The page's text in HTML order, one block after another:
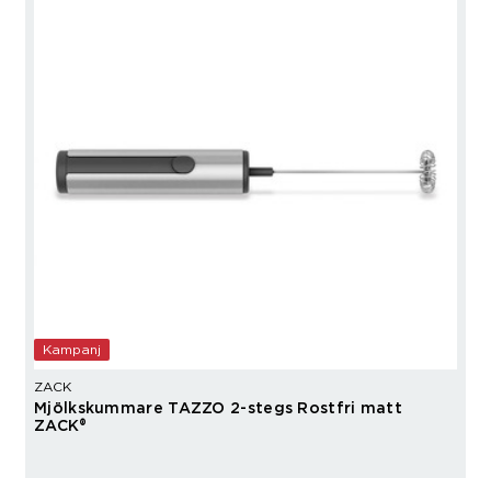
Kampanj
ZACK
Mjölkskummare TAZZO 2-stegs Rostfri matt
ZACK®